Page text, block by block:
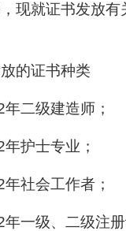
现就证书发放有
的证书种类
年二级建造师；
年护士专业；
年社会工作者；
年一级、二级注册